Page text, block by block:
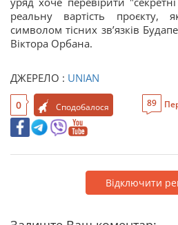
реальну вартість проєкту,
символом тісних зв’язків
Віктора Орбана.
ДЖЕРЕЛО : UNIAN
0 Сподобалося 89
Відключити